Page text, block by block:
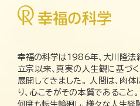
幸福の科学は1986年、大川隆法
立宗以来、真実の人生観に基づく
展開してきました。 人間は、肉
り、心こそがその本質であること
何度も転生輪廻し、様々な人生経